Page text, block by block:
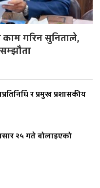
गरिन सुनिताले,
र प्रमुख प्रशासकीय
२५ गते बोलाइएको